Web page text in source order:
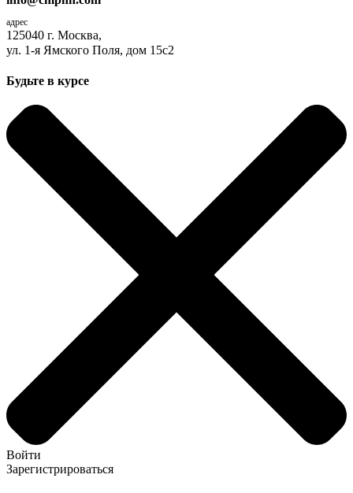
адрес
125040 г. Москва,
ул. 1-я Ямского Поля, дом 15с2
Будьте в курсе
Войти
Зарегистрироваться